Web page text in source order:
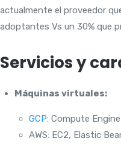
actualmente el proveedor
adoptantes Vs un 30% que
Servicios y
Máquinas virtuales:
GCP: Compute
AWS: EC2, Elastic